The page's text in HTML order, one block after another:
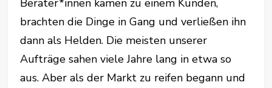
brachten die Dinge in Gang und verließen ihn
dann als Helden. Die meisten unserer
Aufträge sahen viele Jahre lang in etwa so
aus. Aber als der Markt zu reifen begann und